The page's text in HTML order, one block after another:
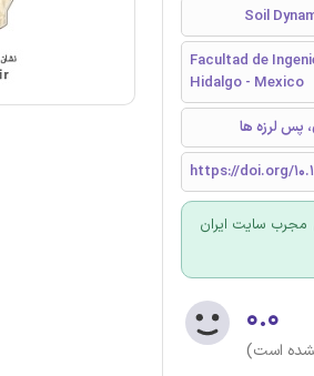
Facultad de
Hidalgo - Mexico
پس لرزه ها
https://doi.org/
مجرب سایت ایران
۰.۰
است)